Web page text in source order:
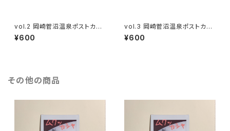
vol.2 岡崎菅沼温泉ポストカー
ド
¥600
vol.3 岡崎菅沼温泉ポストカー
ド
¥600
その他の商品